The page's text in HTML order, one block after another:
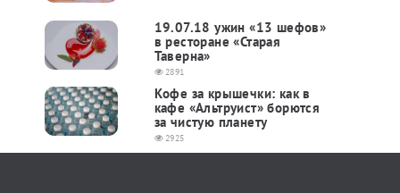
19.07.18 ужин «13 шефов»
в ресторане «Старая
Таверна»
2891
Кофе за крышечки: как в
кафе «Альтруист» борются
за чистую планету
2925